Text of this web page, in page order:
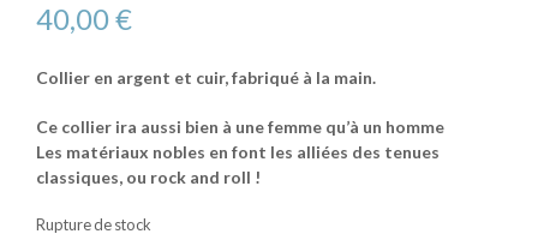
40,00€
Collier en argent et cuir, fabriqué à la main.
Ce collier ira aussi bien à une femme qu’à un homme
Les matériaux nobles en font les alliées des tenues
classiques, ou rock and roll !
Rupture de stock